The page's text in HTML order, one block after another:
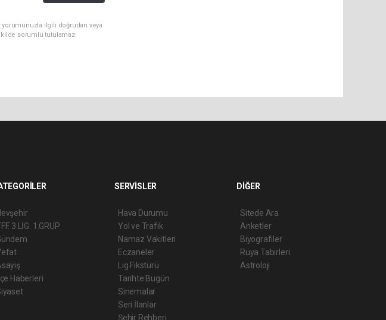
yorumunuzla ilgili doğrudan veya
sorumlu tutulamaz.
3.LİG. 1.GRUP
Haberleri
SERVİSLER
Hava Durumu
Yol ve Trafik
Namaz Vakitleri
Eczaneler
Lig Fikstürü
Tarihte Bugün
Sinemalar
Seri İlanlar
Şehir Rehberi
DİĞER
Sitede Ara
Anketler
Biyografiler
Rüya Tabirleri
Astroloji